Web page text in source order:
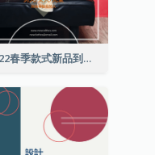
2022春季款式新品到店宣傳單張